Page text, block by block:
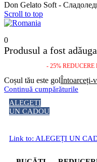
Don Gelato Soft -
Scroll to top
0
Produsul a fost
- 25%
Coșul tău este golÎntoarceți-
Continuă cumpărăturile
ALEGEȚI
UN CADOU
Link to: ALEGEȚI UN